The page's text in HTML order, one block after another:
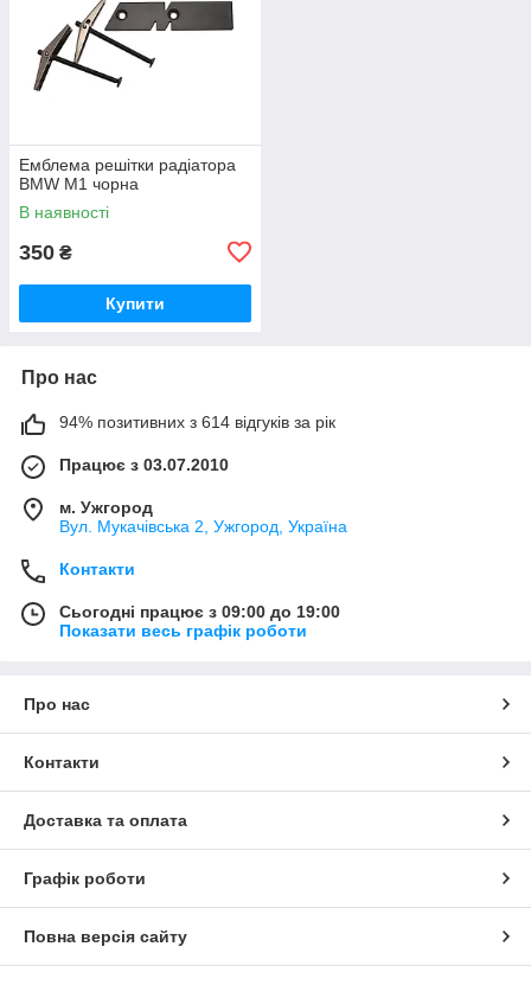
Емблема решітки радіатора
BMW M1 чорна
В наявності
350 ₴
Купити
Про нас
94% позитивних з 614 відгуків за рік
Працює з 03.07.2010
м. Ужгород
Вул. Мукачівська 2, Ужгород, Україна
Контакти
Сьогодні працює з 09:00 до 19:00
Показати весь графік роботи
Про нас
Контакти
Доставка та оплата
Графік роботи
Повна версія сайту